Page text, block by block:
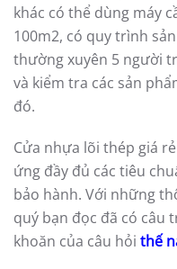
khác có thể dùng máy
100m2, có quy trình
thường xuyên 5 người
và kiểm tra các sản
đó.
Cửa nhựa lõi thép giá
ứng đầy đủ các tiêu
bảo hành. Với những
quý bạn đọc đã có câu
khoăn của câu hỏi thế